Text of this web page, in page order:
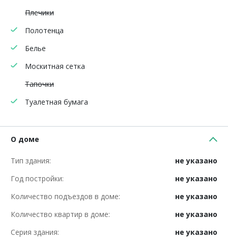
Плечики
Полотенца
Белье
Москитная сетка
Тапочки
Туалетная бумага
О доме
Тип здания:
не указано
Год постройки:
не указано
Количество подъездов в доме:
не указано
Количество квартир в доме:
не указано
Серия здания:
не указано